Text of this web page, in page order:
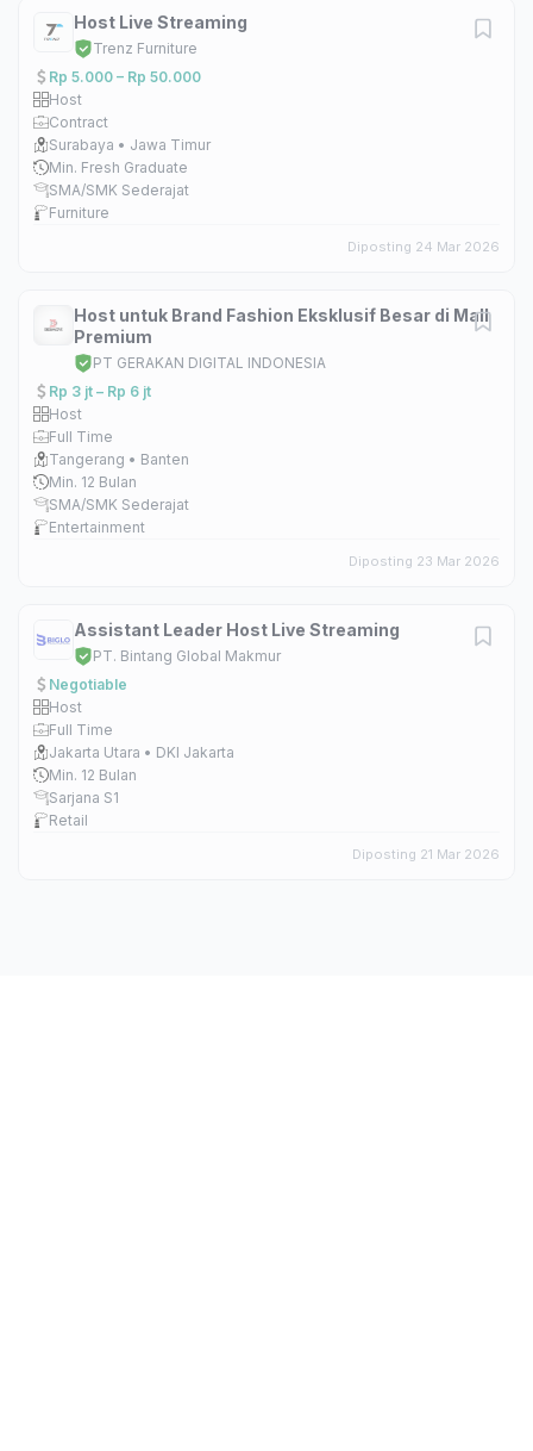
Host Live Streaming
Trenz Furniture
Rp 5.000 – Rp 50.000
Host
Contract
Surabaya • Jawa Timur
Min. Fresh Graduate
SMA/SMK Sederajat
Furniture
Diposting 24 Mar 2026
Host untuk Brand Fashion Eksklusif Besar di Mall
Premium
PT GERAKAN DIGITAL INDONESIA
Rp 3 jt – Rp 6 jt
Host
Full Time
Tangerang • Banten
Min. 12 Bulan
SMA/SMK Sederajat
Entertainment
Diposting 23 Mar 2026
Assistant Leader Host Live Streaming
PT. Bintang Global Makmur
Negotiable
Host
Full Time
Jakarta Utara • DKI Jakarta
Min. 12 Bulan
Sarjana S1
Retail
Diposting 21 Mar 2026